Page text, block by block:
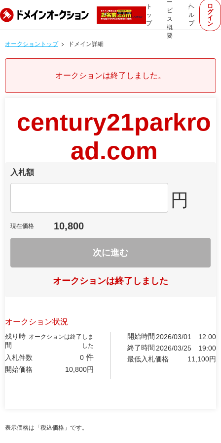
ト
ッ
プ
ー
ビ
ス
概
要
ヘ
ル
プ
ロ
グ
イ
ン
オークショントップ ドメイン詳細
オークションは終了しました。
century21parkro
ad.com
入札額
円
現在価格 10,800
次に進む
オークションは終了しました
オークション状況
残り時
間
オークションは終了しま
した
入札件数 0 件
開始価格 10,800円
開始時間 2026/03/01
12:00
終了時間 2026/03/25
19:00
最低入札価格
11,100円
表示価格は「税込価格」です。